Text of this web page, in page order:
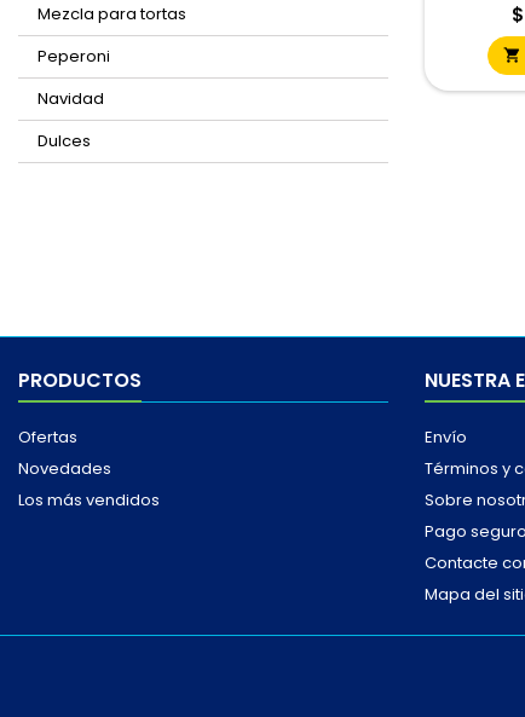
Mezcla para tortas
Peperoni
Navidad
Dulces

PRODUCTOS
Ofertas
Novedades
Los más vendidos
NUESTRA
Envío
Términos y
Sobre
Pago seguro
Contacte
Mapa del